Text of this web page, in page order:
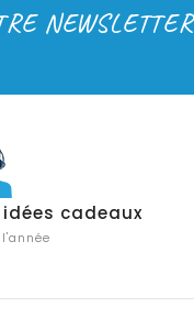
NEWSLETTER
idées cadeaux